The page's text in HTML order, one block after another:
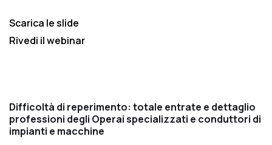
Scarica le slide
Rivedi il webinar
Difficoltà di reperimento: totale entrate e dettaglio
professioni degli Operai specializzati e conduttori di
impianti e macchine